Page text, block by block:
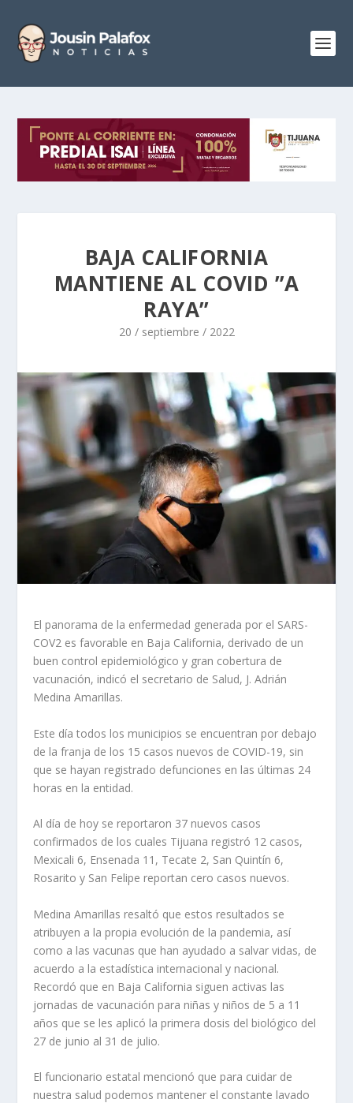
BAJA CALIFORNIA
MANTIENE AL COVID ”A
RAYA”
20 / septiembre / 2022
El panorama de la enfermedad generada por el SARS-
COV2 es favorable en Baja California, derivado de un
buen control epidemiológico y gran cobertura de
vacunación, indicó el secretario de Salud, J. Adrián
Medina Amarillas.
Este día todos los municipios se encuentran por debajo
de la franja de los 15 casos nuevos de COVID-19, sin
que se hayan registrado defunciones en las últimas 24
horas en la entidad.
Al día de hoy se reportaron 37 nuevos casos
confirmados de los cuales Tijuana registró 12 casos,
Mexicali 6, Ensenada 11, Tecate 2, San Quintín 6,
Rosarito y San Felipe reportan cero casos nuevos.
Medina Amarillas resaltó que estos resultados se
atribuyen a la propia evolución de la pandemia, así
como a las vacunas que han ayudado a salvar vidas, de
acuerdo a la estadística internacional y nacional.
Recordó que en Baja California siguen activas las
jornadas de vacunación para niñas y niños de 5 a 11
años que se les aplicó la primera dosis del biológico del
27 de junio al 31 de julio.
El funcionario estatal mencionó que para cuidar de
nuestra salud podemos mantener el constante lavado